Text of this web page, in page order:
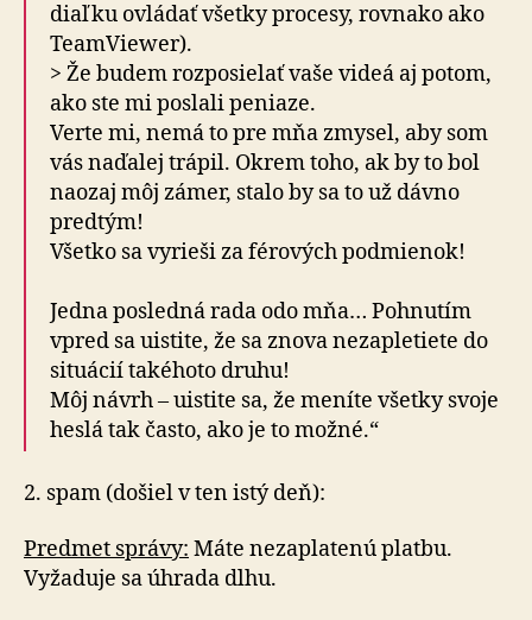
diaľku ovládať všetky procesy, rovnako ako
TeamViewer).
> Že budem rozposielať vaše videá aj potom,
ako ste mi poslali peniaze.
Verte mi, nemá to pre mňa zmysel, aby som
vás naďalej trápil. Okrem toho, ak by to bol
naozaj môj zámer, stalo by sa to už dávno
predtým!
Všetko sa vyrieši za férových podmienok!
Jedna posledná rada odo mňa… Pohnutím
vpred sa uistite, že sa znova nezapletiete do
situácií takéhoto druhu!
Môj návrh – uistite sa, že meníte všetky svoje
heslá tak často, ako je to možné.“
2. spam (došiel v ten istý deň):
Predmet správy: Máte nezaplatenú platbu.
Vyžaduje sa úhrada dlhu.